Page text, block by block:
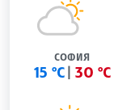
СОФИЯ
15 °C 30 °C